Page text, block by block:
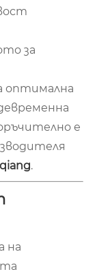
за
оптимална
е
.
на